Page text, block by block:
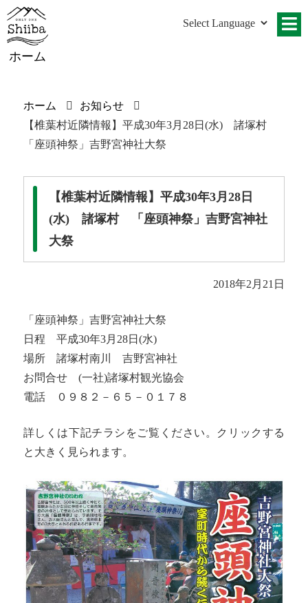
ホーム
ホーム
お知らせ
【椎葉村近隣情報】平成30年3月28日(水) 諸塚村
「座頭神祭」吉野宮神社大祭
【椎葉村近隣情報】平成30年3月28日
(水) 諸塚村 「座頭神祭」吉野宮神社
大祭
2018年2月21日
「座頭神祭」吉野宮神社大祭
日程 平成30年3月28日(水)
場所 諸塚村南川 吉野宮神社
お問合せ (一社)諸塚村観光協会
電話 ０９８２－６５－０１７８
詳しくは下記チラシをご覧ください。クリックする
と大きく見られます。